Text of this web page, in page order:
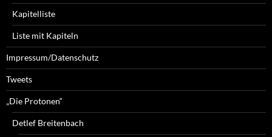
Kapitelliste
Liste mit Kapiteln
Impressum/Datenschutz
Tweets
„Die Protonen“
Detlef Breitenbach